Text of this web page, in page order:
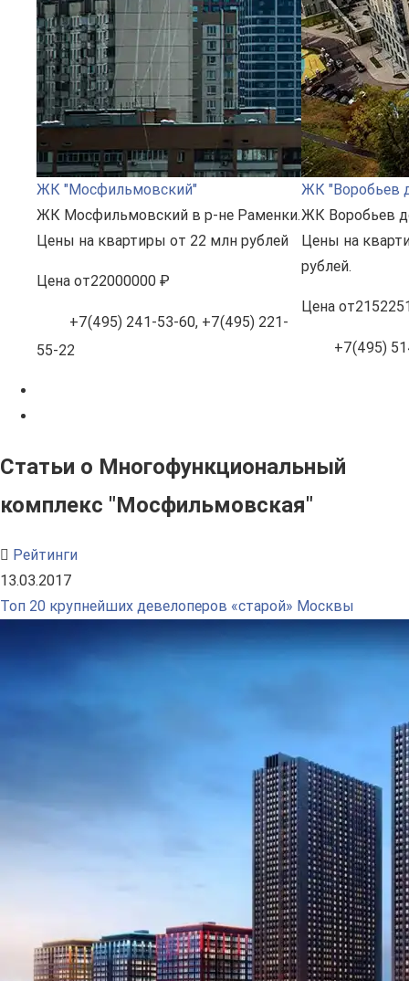
ЖК "Мосфильмовский"
ЖК Мосфильмовский в р-не Раменки.
Цены на квартиры от 22 млн рублей
Цена от22000000 ₽
+7(495) 241-53-60, +7(495) 221-
55-22
ЖК "Воробьев
ЖК Воробьев
Цены на
рублей.
Цена от
+7(495)
Статьи о Многофункциональный
комплекс "Мосфильмовская"
Рейтинги
13.03.2017
Топ 20 крупнейших девелоперов «старой» Москвы